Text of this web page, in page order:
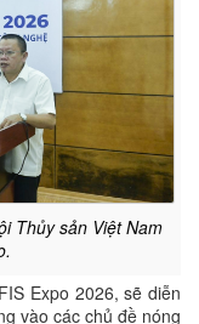
Thủy sản Việt Nam
Expo 2026, sẽ diễn
vào các chủ đề nóng